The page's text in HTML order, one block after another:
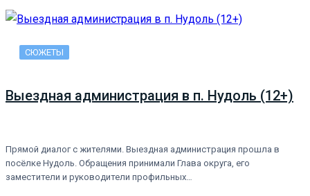
СЮЖЕТЫ
Выездная администрация в п. Нудоль (12+)
Прямой диалог с жителями. Выездная администрация прошла в
посёлке Нудоль. Обращения принимали Глава округа, его
заместители и руководители профильных…